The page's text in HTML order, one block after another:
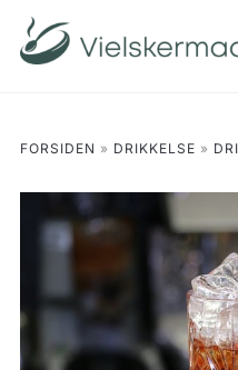
Skip
content
FORSIDEN » DRIKKELSE »